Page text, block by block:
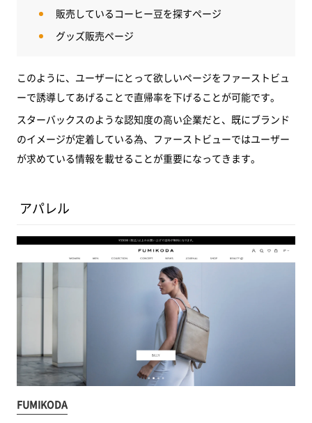
販売しているコーヒー豆を探すページ
グッズ販売ページ
このように、ユーザーにとって欲しいページをファーストビュ
ーで誘導してあげることで直帰率を下げることが可能です。
スターバックスのような認知度の高い企業だと、既にブランド
のイメージが定着している為、ファーストビューではユーザー
が求めている情報を載せることが重要になってきます。
アパレル
FUMIKODA